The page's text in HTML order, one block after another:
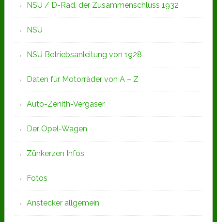
NSU / D-Rad, der Zusammenschluss 1932
NSU
NSU Betriebsanleitung von 1928
Daten für Motorräder von A – Z
Auto-Zenith-Vergaser
Der Opel-Wagen
Zünkerzen Infos
Fotos
Anstecker allgemein